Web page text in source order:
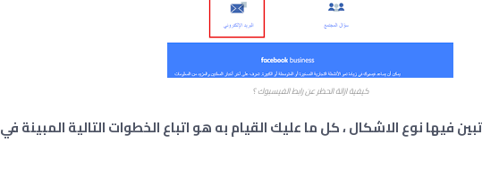
كيفية ازالة الحظر عن رابط الفيسبوك ؟
فيها نوع الاشكال ، كل ما عليك القيام به هو اتباع الخطوات التالية المبينة في